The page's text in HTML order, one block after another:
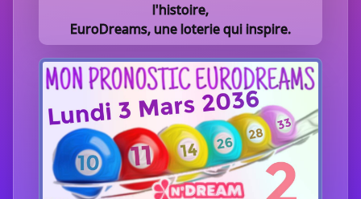
l'histoire,
EuroDreams, une loterie qui inspire.